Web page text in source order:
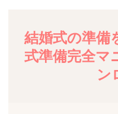
結婚式の準備
式準備完全マ
ン